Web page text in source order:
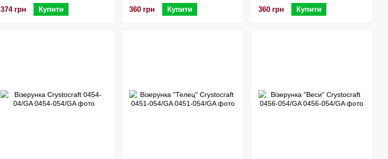
374 грн Купити 360 грн Купити 360 грн Купити